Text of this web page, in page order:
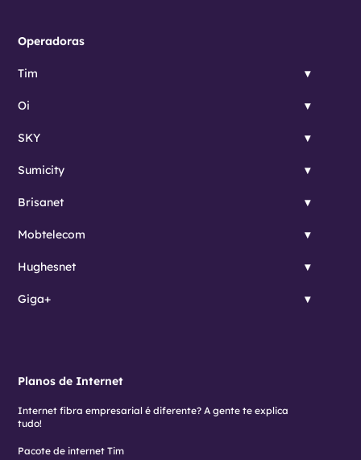
Operadoras
Tim
Oi
SKY
Sumicity
Brisanet
Mobtelecom
Hughesnet
Giga+
Planos de Internet
Internet fibra empresarial é diferente? A gente te explica
tudo!
Pacote de internet Tim